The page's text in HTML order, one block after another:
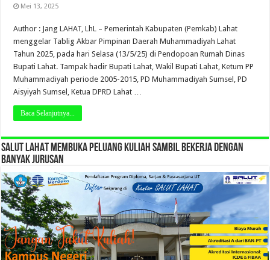
Mei 13, 2025
Author : Jang LAHAT, LhL – Pemerintah Kabupaten (Pemkab) Lahat
menggelar Tablig Akbar Pimpinan Daerah Muhammadiyah Lahat
Tahun 2025, pada hari Selasa (13/5/25) di Pendopoan Rumah Dinas
Bupati Lahat. Tampak hadir Bupati Lahat, Wakil Bupati Lahat, Ketum PP
Muhammadiyah periode 2005-2015, PD Muhammadiyah Sumsel, PD
Aisyiyah Sumsel, Ketua DPRD Lahat …
Baca Selanjutnya...
SALUT LAHAT MEMBUKA PELUANG KULIAH SAMBIL BEKERJA DENGAN
BANYAK JURUSAN